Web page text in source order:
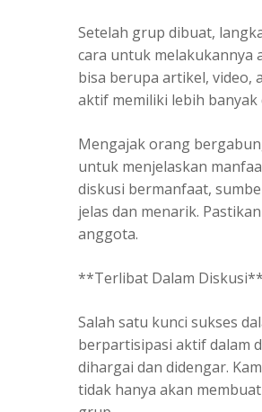
Setelah grup dibuat,
cara untuk melakukannya
bisa berupa artikel, video,
aktif memiliki lebih
Mengajak orang
untuk menjelaskan
diskusi bermanfaat,
jelas dan menarik.
anggota.
**Terlibat Dalam Diskusi**
Salah satu kunci sukses
berpartisipasi aktif dalam
dihargai dan didengar.
tidak hanya akan